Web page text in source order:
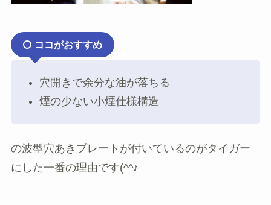
ココがおすすめ
穴開きで余分な油が落ちる
煙の少ない小煙仕様構造
の波型穴あきプレートが付いているのがタイガー
にした一番の理由です(^^♪